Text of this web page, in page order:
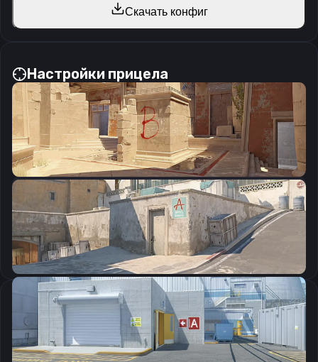
Скачать конфиг
Настройки прицела
CSGO-TxPSJ-7ULQG-NksUn-UEk7z-63qRP
Скопировать
Параметры запуска